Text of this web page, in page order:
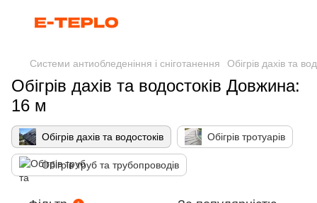
Системи антиобледеніння і сніготанення Обігрів дахів та
Обігрів дахів та водостоків Довжина:
16 м
Обігрів дахів та водостоків Обігрів тротуарів
Обігрів труб та трубопроводів